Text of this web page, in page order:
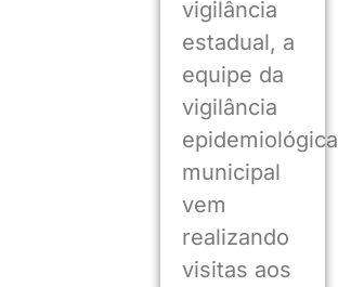
vigilância
estadual, a
equipe da
vigilância
epidemiológica
municipal
vem
realizando
visitas aos